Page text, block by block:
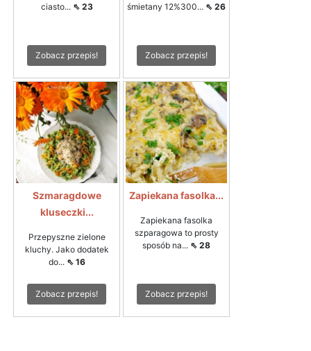
ciasto... ⇖ 23
Zobacz przepis!
śmietany 12%300... ⇖ 26
Zobacz przepis!
Szmaragdowe
kluseczki...
Przepyszne zielone
kluchy. Jako dodatek
do... ⇖ 16
Zobacz przepis!
Zapiekana fasolka...
Zapiekana fasolka
szparagowa to prosty
sposób na... ⇖ 28
Zobacz przepis!